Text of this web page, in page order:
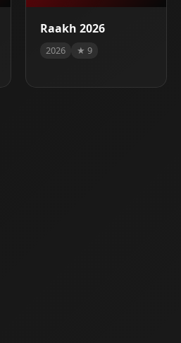
Raakh 2026
2026 ★ 9